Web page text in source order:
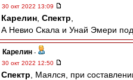
30 окт 2022 13:09
Карелин Спектр
А Невио Скала и Унай Эмери
Карелин -
30 окт 2022 12:50
Спектр , Маялся, при